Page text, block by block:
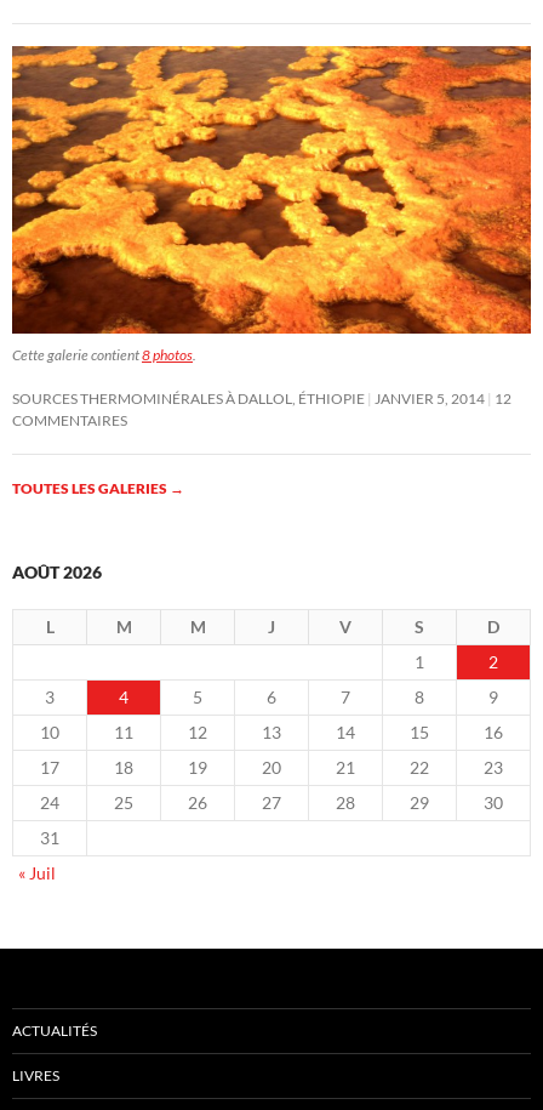
Cette galerie contient8 photos
SOURCES THERMOMINÉRALES À DALLOL, ÉTHIOPIE JANVIER 5, 2014 12
COMMENTAIRES
TOUTES LES GALERIES →
AOÛT 2026
L M M J V S
D
1
2
3
4 5 6 7 8
9
10
11 12 13 14 15
16
17
18 19 20 21 22
23
24
25 26 27 28 29
30
31
« Juil
ACTUALITÉS
LIVRES